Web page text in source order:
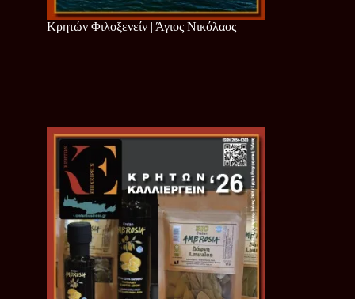
Κρητών Φιλοξενείν | Άγιος Νικόλαος